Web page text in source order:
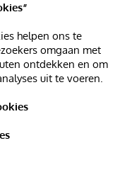
helpen ons te
omgaan met
ontdekken en om
uit te voeren.